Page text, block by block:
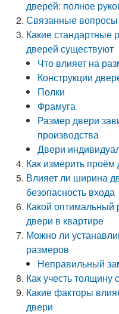
дверей: полное
Связанные вопросы
Какие
дверей существуют
Что влияет на
Конструкции
Полки
Фрамуга
Размер двери
производства
Двери
Как измерить
Влияет ли ширина
безопасность входа
Какой оптимальный
двери в квартире
Можно ли
размеров
Неправильный
Как учесть
Какие факторы
двери